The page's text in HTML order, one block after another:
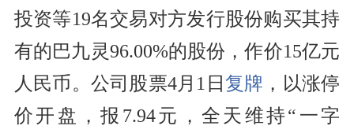
投资等19名交易对方发行股份购买其持
有的巴九灵96.00%的股份，作价15亿元
人民币。公司股票4月1日 复牌 ，以涨停
价开盘，报7.94元，全天维持“一字